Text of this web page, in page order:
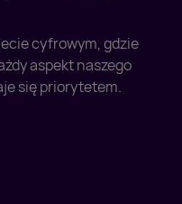
cyfrowym, gdzie
aspekt naszego
się priorytetem.